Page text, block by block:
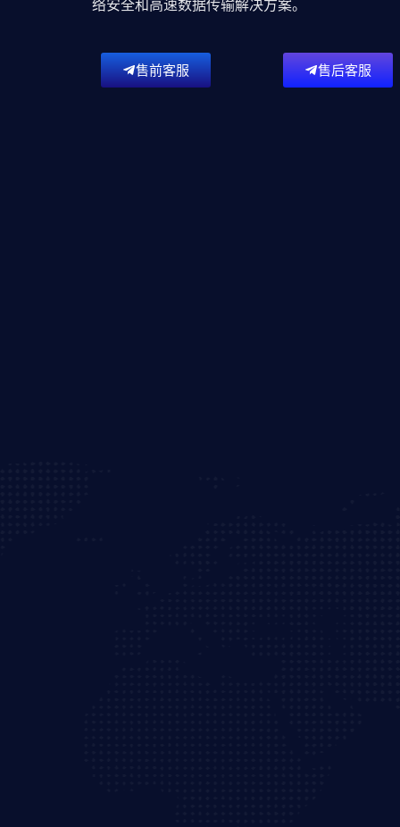
络安全和高速数据传输解决方案。
售前客服 售后客服